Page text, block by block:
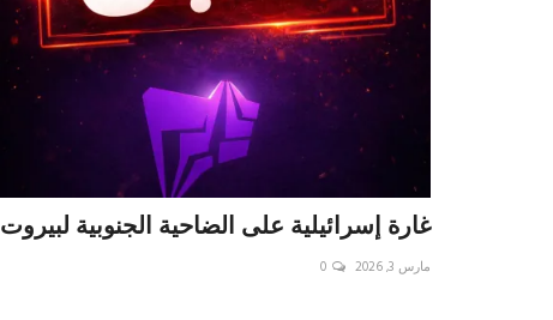
غارة إسرائيلية على الضاحية الجنوبية لبيروت
مارس 3, 2026 0